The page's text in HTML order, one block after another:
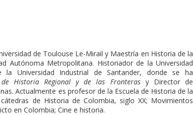
de Toulouse Le-Mirail y Maestría en Historia de la
Autónoma Metropolitana. Historiador de la Universidad
Universidad Industrial de Santander, donde se ha
Historia Regional y de las Fronteras y Director de
Actualmente es profesor de la Escuela de Historia de la
de Historia de Colombia, siglo XX; Movimientos
en Colombia; Cine e historia.